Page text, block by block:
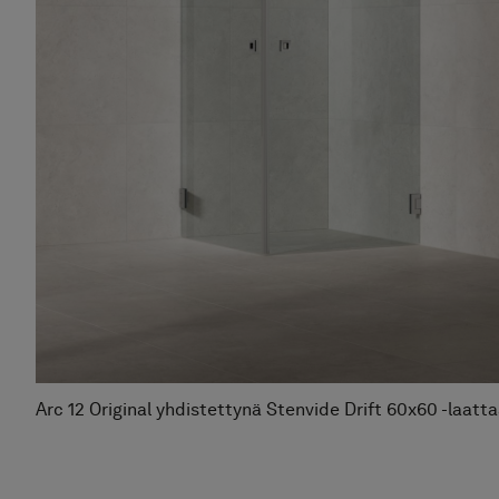
Arc 12 Original yhdistettynä Stenvide Drift 60x60 -